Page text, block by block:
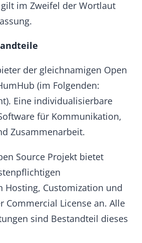
individualisierbare
für Kommunikation,
Customization und
License an. Alle
sind Bestandteil dieses
–
die Möglichkeit die
den von HumHub zur